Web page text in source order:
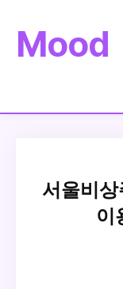
Mood
서울비
이